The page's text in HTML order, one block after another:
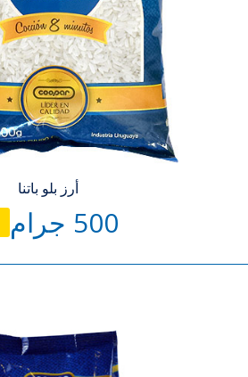
أرز بلو باتنا
500 جرام